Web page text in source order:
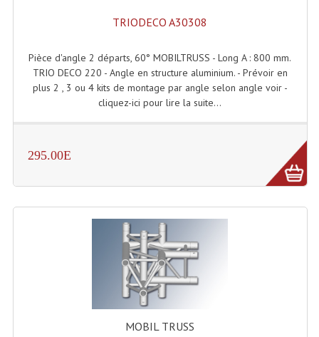
Praticable Et Accessoires
Structure Echelle 290 Asd
Structures, Angles Sd150
Tour De Travail Et Échafaudage
Flight-Case (s) Et Accessoires
Flight Case Plasma Et Écran LCD
Flight Case Régie
TRIODECO A30308
Pièce d'angle 2 départs, 60° MOBILTRUSS - Long A : 800 mm.
TRIO DECO 220 - Angle en structure aluminium. - Prévoir en
plus 2 , 3 ou 4 kits de montage par angle selon angle voir -
cliquez-ici pour lire la suite...
295.00E
MOBIL TRUSS